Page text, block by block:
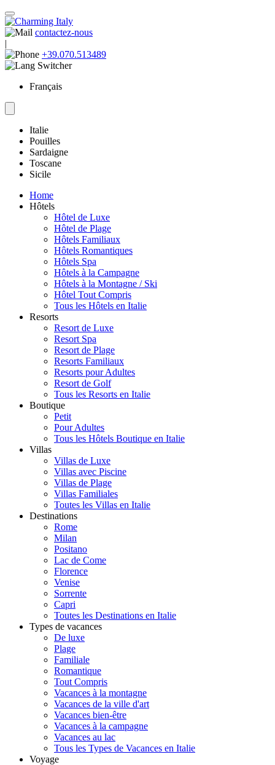
contactez-nous
|
+39.070.513489
Français
Italie
Pouilles
Sardaigne
Toscane
Sicile
Home
Hôtels
Hôtel de Luxe
Hôtel de Plage
Hôtels Familiaux
Hôtels Romantiques
Hôtels Spa
Hôtels à la Campagne
Hôtels à la Montagne / Ski
Hôtel Tout Compris
Tous les Hôtels en Italie
Resorts
Resort de Luxe
Resort Spa
Resort de Plage
Resorts Familiaux
Resorts pour Adultes
Resort de Golf
Tous les Resorts en Italie
Boutique
Petit
Pour Adultes
Tous les Hôtels Boutique en Italie
Villas
Villas de Luxe
Villas avec Piscine
Villas de Plage
Villas Familiales
Toutes les Villas en Italie
Destinations
Rome
Milan
Positano
Lac de Come
Florence
Venise
Sorrente
Capri
Toutes les Destinations en Italie
Types de vacances
De luxe
Plage
Familiale
Romantique
Tout Compris
Vacances à la montagne
Vacances de la ville d'art
Vacances bien-être
Vacances à la campagne
Vacances au lac
Tous les Types de Vacances en Italie
Voyage